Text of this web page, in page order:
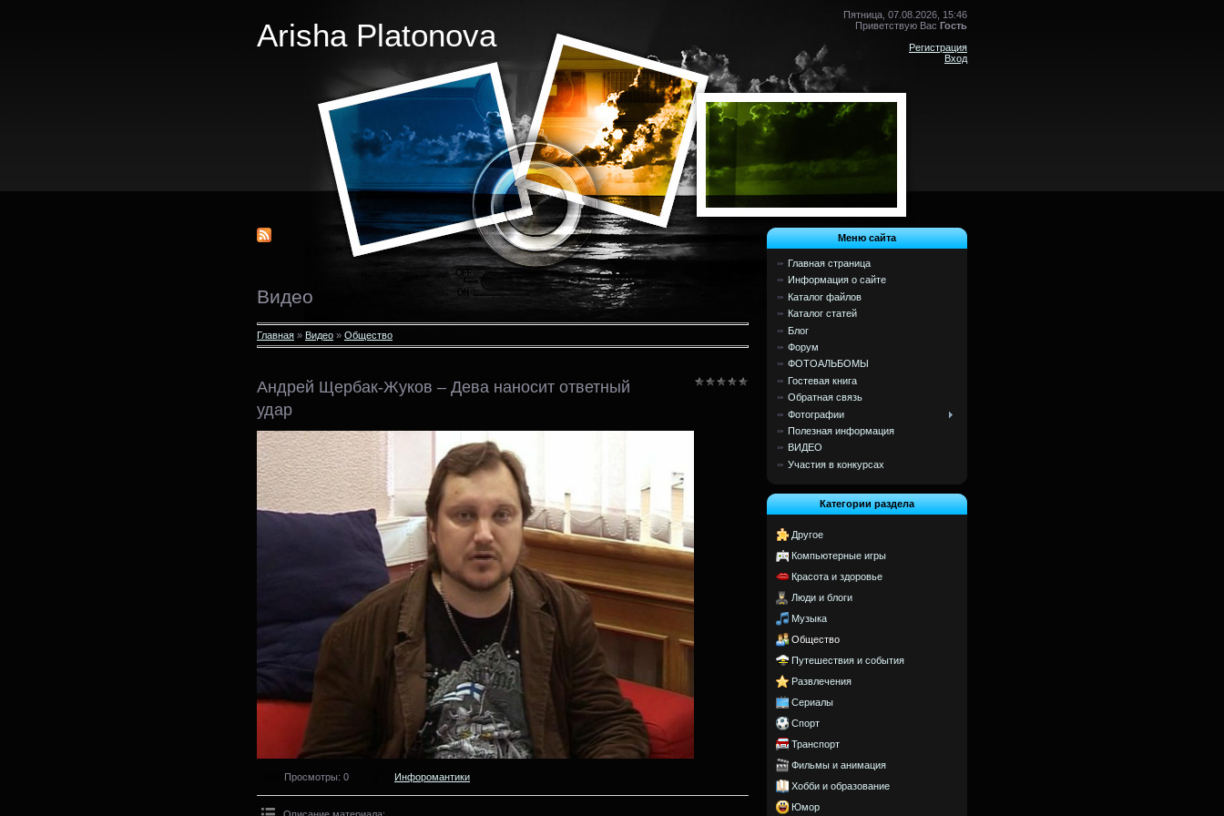
Arisha Platonova
Пятница, 07.08.2026, 15:46
Приветствую Вас Гость
Регистрация
Вход
Видео
Главная » Видео » Общество
Андрей Щербак-Жуков – Дева наносит ответный
удар
Просмотры: 0 Инфоромантики
Описание материала:
Меню сайта
Главная страница
Информация о сайте
Каталог файлов
Каталог статей
Блог
Форум
ФОТОАЛЬБОМЫ
Гостевая книга
Обратная связь
Фотографии
Полезная информация
ВИДЕО
Участия в конкурсах
Категории раздела
Другое
Компьютерные игры
Красота и здоровье
Люди и блоги
Музыка
Общество
Путешествия и события
Развлечения
Сериалы
Спорт
Транспорт
Фильмы и анимация
Хобби и образование
Юмор